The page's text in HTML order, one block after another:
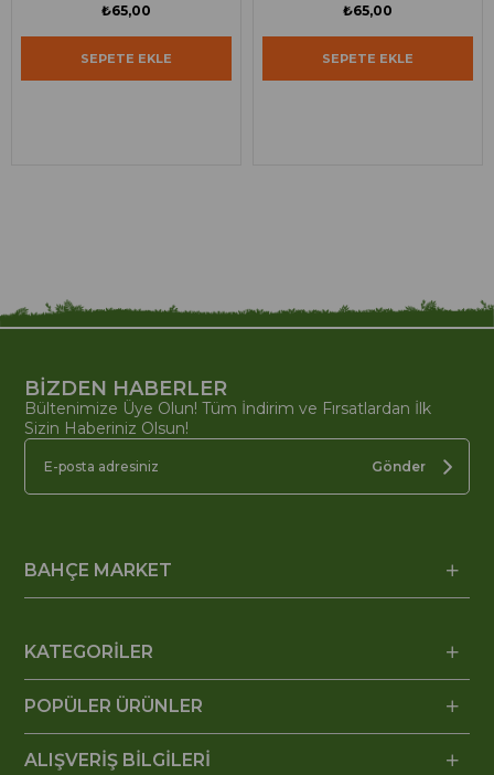
₺65,00
SEPETE EKLE
₺65,00
SEPETE EKLE
BİZDEN HABERLER
Bültenimize Üye Olun! Tüm İndirim ve Fırsatlardan İlk
Sizin Haberiniz Olsun!
Gönder
BAHÇE MARKET
KATEGORİLER
POPÜLER ÜRÜNLER
ALIŞVERİŞ BİLGİLERİ